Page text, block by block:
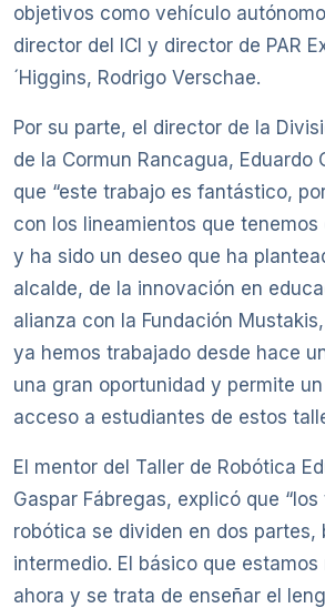
objetivos como vehículo
director del ICI y director de PAR
´Higgins, Rodrigo Verschae.
Por su parte, el director de la
de la Cormun Rancagua, Eduardo
que “este trabajo es fantástico,
con los lineamientos que tenemos
y ha sido un deseo que ha
alcalde, de la innovación en
alianza con la Fundación
ya hemos trabajado desde hace
una gran oportunidad y permite
acceso a estudiantes de estos
El mentor del Taller de Robótica
Gaspar Fábregas, explicó que
robótica se dividen en dos partes,
intermedio. El básico que estamos
ahora y se trata de enseñar el